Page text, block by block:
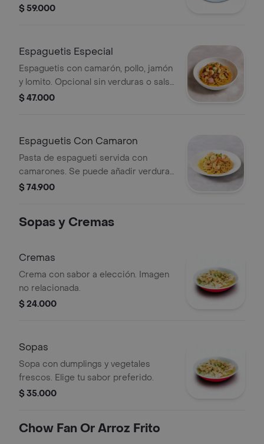
elección.
$ 59.000
Espaguetis Especial
Espaguetis con camarón, pollo, jamón
y lomito. Opcional sin verduras o salsa
de tomate.
$ 47.000
Espaguetis Con Camaron
Pasta de espagueti servida con
camarones. Se puede añadir verduras
o salsa de tomate por $3.500
$ 74.900
Sopas y Cremas
Cremas
Crema con sabor a elección. Imagen
no relacionada.
$ 24.000
Sopas
Sopa con dumplings y vegetales
frescos. Elige tu sabor preferido.
$ 35.000
Chow Fan Or Arroz Frito